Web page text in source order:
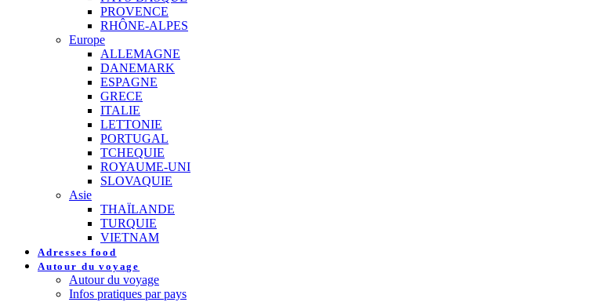
PROVENCE
RHÔNE-ALPES
Europe
ALLEMAGNE
DANEMARK
ESPAGNE
GRECE
ITALIE
LETTONIE
PORTUGAL
TCHEQUIE
ROYAUME-UNI
SLOVAQUIE
Asie
THAÏLANDE
TURQUIE
VIETNAM
Adresses food
Autour du voyage
Autour du voyage
Infos pratiques par pays